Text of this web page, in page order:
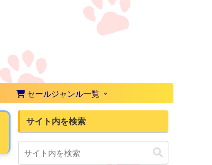
セールジャンル一覧
サイト内を検索